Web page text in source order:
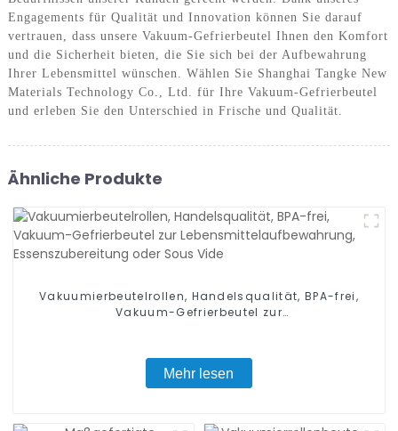
Engagements für Qualität und Innovation können Sie darauf
vertrauen, dass unsere Vakuum-Gefrierbeutel Ihnen den Komfort
und die Sicherheit bieten, die Sie sich bei der Aufbewahrung
Ihrer Lebensmittel wünschen. Wählen Sie Shanghai Tangke New
Materials Technology Co., Ltd. für Ihre Vakuum-Gefrierbeutel
und erleben Sie den Unterschied in Frische und Qualität.
Ähnliche Produkte
Vakuumierbeutelrollen, Handelsqualität, BPA-frei,
Vakuum-Gefrierbeutel zur
Mehr lesen